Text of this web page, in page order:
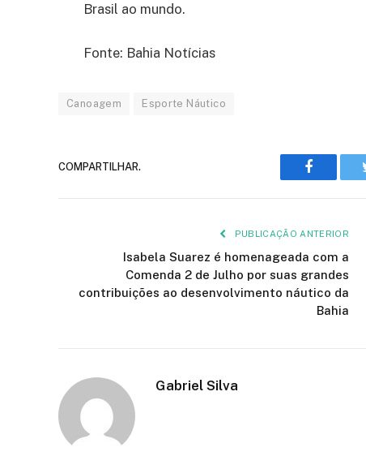
Brasil ao mundo.
Fonte: Bahia Notícias
Canoagem Esporte Náutico
COMPARTILHAR.
Facebook
PUBLICAÇÃO ANTERIOR
Isabela Suarez é homenageada com a
Comenda 2 de Julho por suas grandes
contribuições ao desenvolvimento náutico da
Bahia
Gabriel Silva